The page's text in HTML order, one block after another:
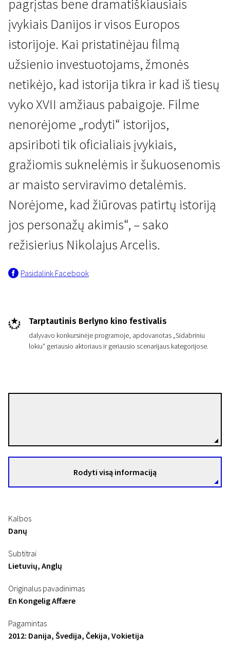
pagrįstas bene dramatiškiausiais
įvykiais Danijos ir visos Europos
istorijoje. Kai pristatinėjau filmą
užsienio investuotojams, žmonės
netikėjo, kad istorija tikra ir kad iš tiesų
vyko XVII amžiaus pabaigoje. Filme
nenorėjome „rodyti“ istorijos,
apsiriboti tik oficialiais įvykiais,
gražiomis suknelėmis ir šukuosenomis
ar maisto serviravimo detalėmis.
Norėjome, kad žiūrovas patirtų istoriją
jos personažų akimis“, – sako
režisierius Nikolajus Arcelis.
Pasidalink Facebook
Tarptautinis Berlyno kino festivalis
dalyvavo konkursinėje programoje, apdovanotas „Sidabriniu
lokiu“ geriausio aktoriaus ir geriausio scenarijaus kategorijose.
Rodyti visą informaciją
Kalbos
Danų
Subtitrai
Lietuvių, Anglų
Originalus pavadinimas
En Kongelig Affære
Pagamintas
2012: Danija, Švedija, Čekija, Vokietija